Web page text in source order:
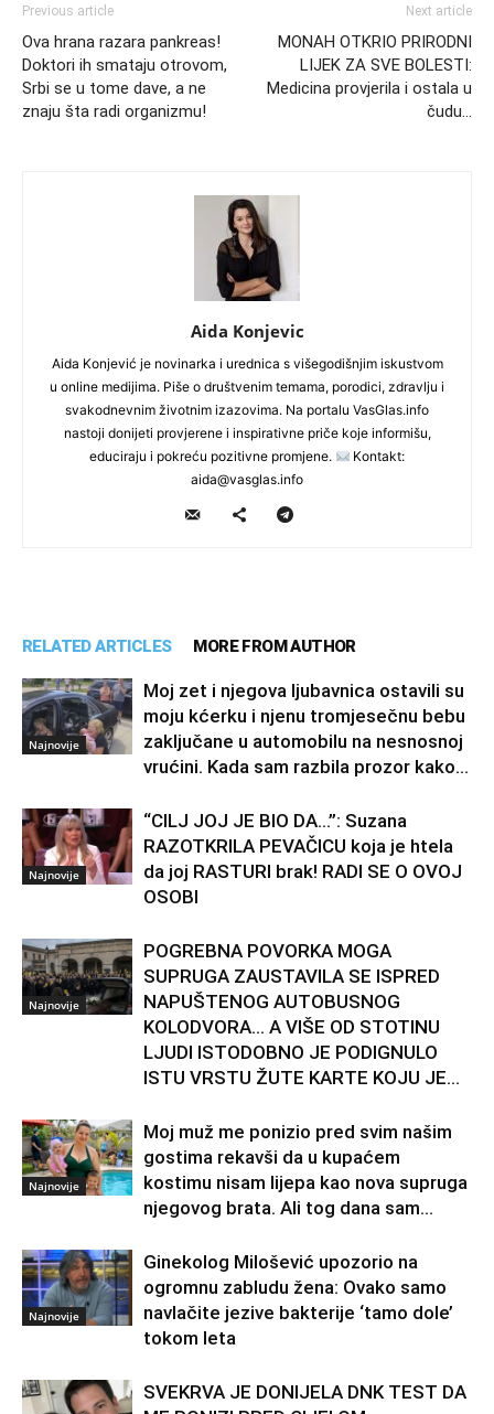
Previous article
Ova hrana razara pankreas!
Doktori ih smataju otrovom,
Srbi se u tome dave, a ne
znaju šta radi organizmu!
Next article
MONAH OTKRIO PRIRODNI
LIJEK ZA SVE BOLESTI:
Medicina provjerila i ostala u
čudu…
Aida Konjevic
Aida Konjević je novinarka i urednica s višegodišnjim iskustvom
u online medijima. Piše o društvenim temama, porodici, zdravlju i
svakodnevnim životnim izazovima. Na portalu VasGlas.info
nastoji donijeti provjerene i inspirativne priče koje informišu,
educiraju i pokreću pozitivne promjene.
Kontakt:
aida@vasglas.info
RELATED ARTICLES MORE FROM AUTHOR
Najnovije
Moj zet i njegova ljubavnica ostavili su
moju kćerku i njenu tromjesečnu bebu
zaključane u automobilu na nesnosnoj
vrućini. Kada sam razbila prozor kako...
Najnovije
“CILJ JOJ JE BIO DA…”: Suzana
RAZOTKRILA PEVAČICU koja je htela
da joj RASTURI brak! RADI SE O OVOJ
OSOBI
Najnovije
POGREBNA POVORKA MOGA
SUPRUGA ZAUSTAVILA SE ISPRED
NAPUŠTENOG AUTOBUSNOG
KOLODVORA… A VIŠE OD STOTINU
LJUDI ISTODOBNO JE PODIGNULO
ISTU VRSTU ŽUTE KARTE KOJU JE...
Najnovije
Moj muž me ponizio pred svim našim
gostima rekavši da u kupaćem
kostimu nisam lijepa kao nova supruga
njegovog brata. Ali tog dana sam...
Najnovije
Ginekolog Milošević upozorio na
ogromnu zabludu žena: Ovako samo
navlačite jezive bakterije ‘tamo dole’
tokom leta
SVEKRVA JE DONIJELA DNK TEST DA